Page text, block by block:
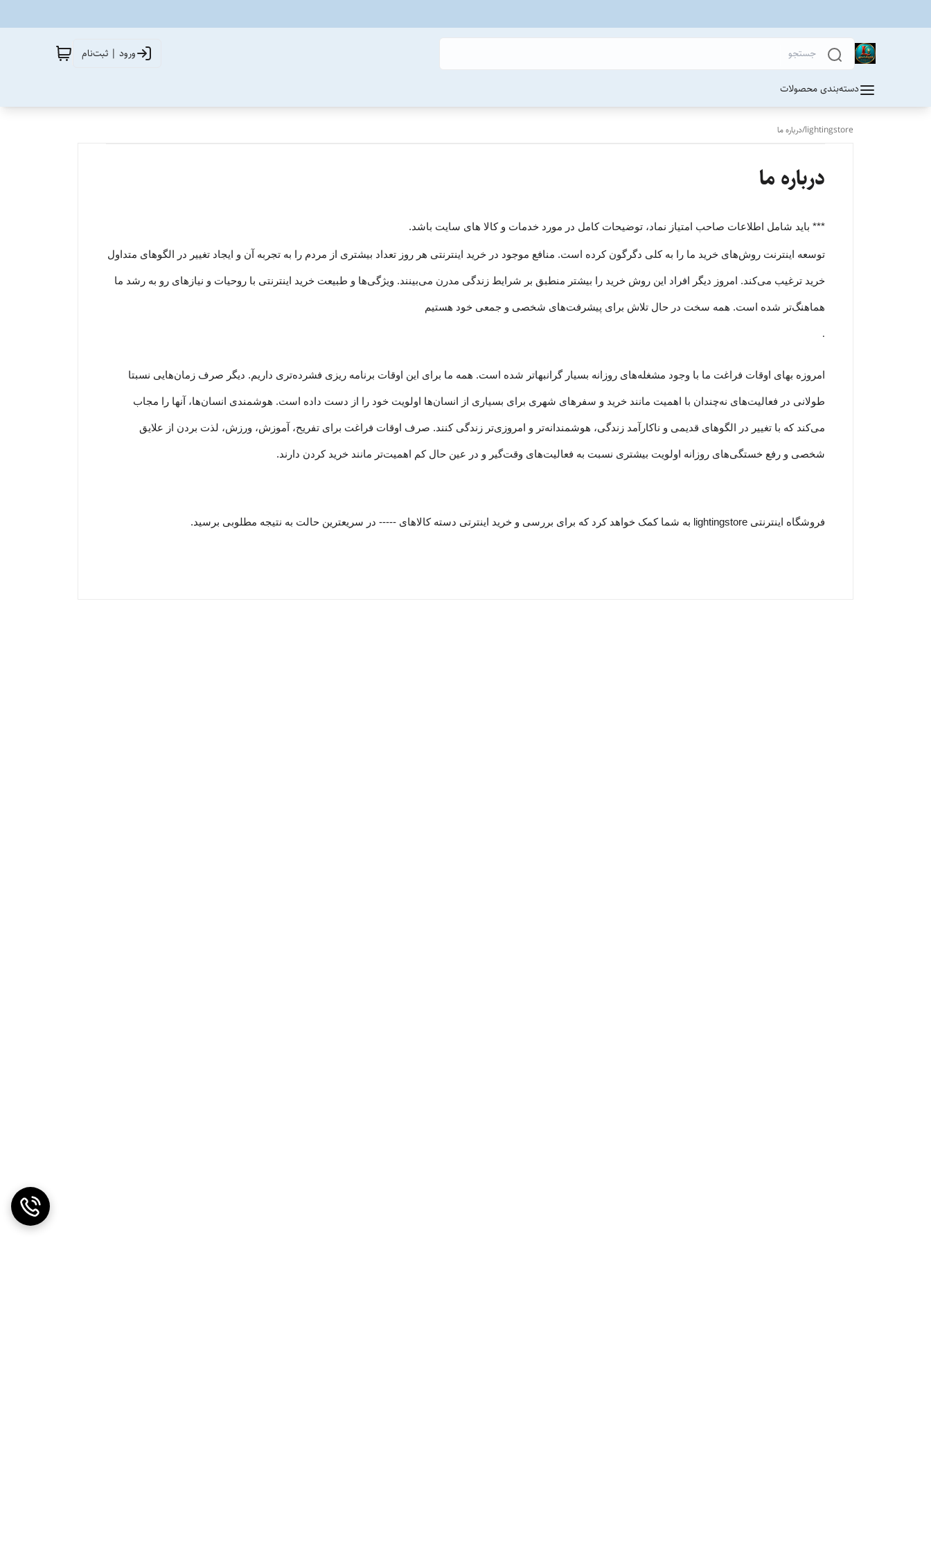
ورود | ثبت‌نام
دسته‌بندی محصولات
lightingstore
/درباره ما
درباره ما
*** باید شامل اطلاعات صاحب امتیاز نماد، توضیحات کامل در مورد خدمات و کالا های سایت باشد.
توسعه اینترنت روش‌های خرید ما را به کلی دگرگون کرده است. منافع موجود در خرید اینترنتی هر روز تعداد بیشتری از مردم را به تجربه آن و ایجاد تغییر در الگوهای متداول
خرید ترغیب می‏‌کند. امروز دیگر افراد این روش خرید را بیشتر منطبق بر شرایط زندگی مدرن می‏‏‏‌بینند. ویژگی‏‏‏‌ها و طبیعت خرید اینترنتی با روحیات و نیازهای رو به رشد ما
هماهنگ‏‏‌تر شده است. همه سخت در حال تلاش برای پیشرفت‏‏‌های شخصی و جمعی خود هستیم
.
امروزه بهای اوقات فراغت ما با وجود مشغله‏‌های روزانه بسیار گرانبها‌تر شده است. همه ما برای این اوقات برنامه ریزی فشرده‏‌تری داریم. دیگر صرف زمان‌هایی نسبتا
طولانی در فعالیت‏‌های نه‌چندان با اهمیت مانند خرید و سفرهای شهری برای بسیاری از انسان‌ها اولویت خود را از دست داده است. هوشمندی انسان‌ها، آنها را مجاب
می‏‌کند که با تغییر در الگوهای قدیمی و نا‏کارآمد زندگی، هوشمندانه‏‌تر و امروزی‏‌تر زندگی کنند. صرف اوقات فراغت برای تفریح، آموزش، ورزش، لذت بردن از علایق
شخصی و رفع خستگی‏‏‌های روزانه اولویت بیشتری نسبت به فعالیت‌‏‏‏های وقت‌گیر و در عین حال کم اهمیت‏‏‏‌تر مانند خرید کردن دارند.
فروشگاه اینترنتی lightingstore به شما کمک خواهد کرد که برای بررسی و خرید اینترتی دسته کالاهای ----- در سریعترین حالت به نتیجه مطلوبی برسید.